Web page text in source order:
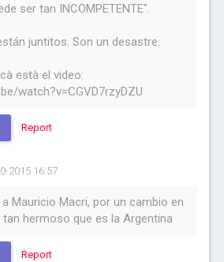
ser tan INCOMPETENTE".
juntitos. Son un desastre.
està el video:
watch?v=CGVD7rzyDZU
Report
2015 16:57
Mauricio Macri, por un cambio en
tan hermoso que es la Argentina
Report